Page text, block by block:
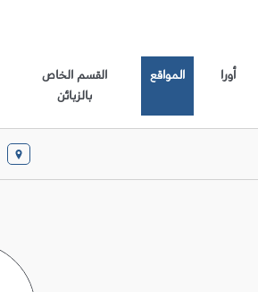
أورا المواقع
القسم الخاص
بالزبائن